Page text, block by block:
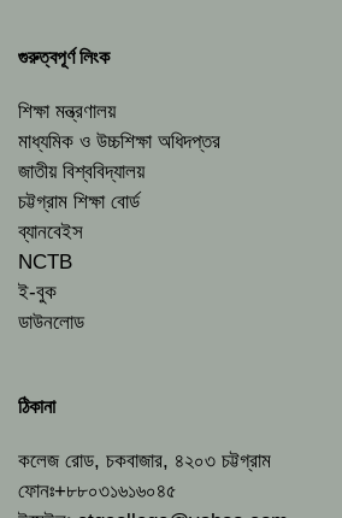
গুরুত্বপূর্ণ লিংক
শিক্ষা মন্ত্রণালয়
মাধ্যমিক ও উচ্চশিক্ষা অধিদপ্তর
জাতীয় বিশ্ববিদ্যালয়
চট্টগ্রাম শিক্ষা বোর্ড
ব্যানবেইস
NCTB
ই-বুক
ডাউনলোড
ঠিকানা
কলেজ রোড, চকবাজার, ৪২০৩ চট্টগ্রাম
ফোনঃ+৮৮০৩১৬১৬০৪৫